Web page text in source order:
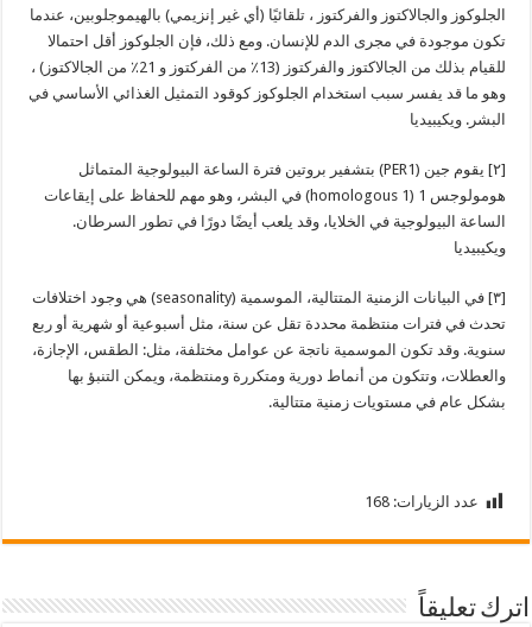
الجلوكوز والجالاكتوز والفركتوز ، تلقائيًا (أي غير إنزيمي) بالهيموجلوبين، عندما
تكون موجودة في مجرى الدم للإنسان. ومع ذلك، فإن الجلوكوز أقل احتمالا
للقيام بذلك من الجالاكتوز والفركتوز (13٪ من الفركتوز و 21٪ من الجالاكتوز) ،
وهو ما قد يفسر سبب استخدام الجلوكوز كوقود التمثيل الغذائي الأساسي في
البشر. ويكيبيديا
[٢] يقوم جين (PER1) بتشفير بروتين فترة الساعة البيولوجية المتماثل
هومولوجس 1 (homologous 1) في البشر، وهو مهم للحفاظ على إيقاعات
الساعة البيولوجية في الخلايا، وقد يلعب أيضًا دورًا في تطور السرطان.
ويكيبيديا
[٣] في البيانات الزمنية المتتالية، الموسمية (seasonality) هي وجود اختلافات
تحدث في فترات منتظمة محددة تقل عن سنة، مثل أسبوعية أو شهرية أو ربع
سنوية. وقد تكون الموسمية ناتجة عن عوامل مختلفة، مثل: الطقس، الإجازة،
والعطلات، وتتكون من أنماط دورية ومتكررة ومنتظمة، ويمكن التنبؤ بها
بشكل عام في مستويات زمنية متتالية.
عدد الزيارات: 168
اترك تعليقاً